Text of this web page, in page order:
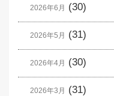
2026年6月 (30)
2026年5月 (31)
2026年4月 (30)
2026年3月 (31)